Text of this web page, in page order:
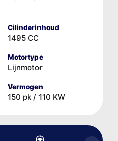
Cilinderinhoud
1495 CC
Motortype
Lijnmotor
Vermogen
150 pk / 110 KW